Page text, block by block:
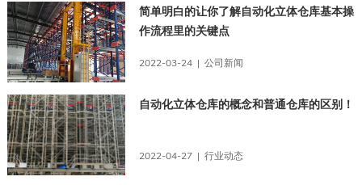
简单明白的让你了解自动化立体仓库基本操
作流程里的关键点
2022-03-24 | 公司新闻
自动化立体仓库的概念和普通仓库的区别！
2022-04-27 | 行业动态